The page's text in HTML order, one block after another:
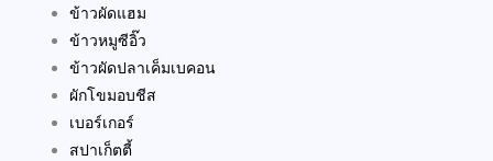
ข้าวผัดแฮม
ข้าวหมูซีอิ๊ว
ข้าวผัดปลาเค็มเบคอน
ผักโขมอบชีส
เบอร์เกอร์
สปาเก็ตตี้